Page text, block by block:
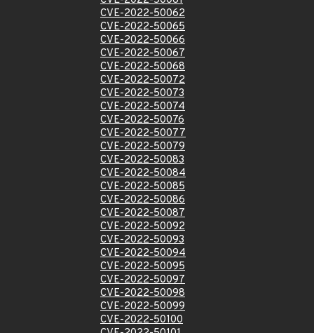
CVE-2022-50062
CVE-2022-50065
CVE-2022-50066
CVE-2022-50067
CVE-2022-50068
CVE-2022-50072
CVE-2022-50073
CVE-2022-50074
CVE-2022-50076
CVE-2022-50077
CVE-2022-50079
CVE-2022-50083
CVE-2022-50084
CVE-2022-50085
CVE-2022-50086
CVE-2022-50087
CVE-2022-50092
CVE-2022-50093
CVE-2022-50094
CVE-2022-50095
CVE-2022-50097
CVE-2022-50098
CVE-2022-50099
CVE-2022-50100